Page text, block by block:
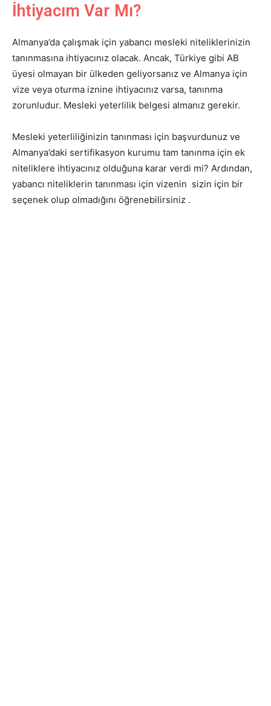
İhtiyacım Var Mı?
Almanya’da çalışmak için yabancı mesleki niteliklerinizin
tanınmasına ihtiyacınız olacak. Ancak, Türkiye gibi AB
üyesi olmayan bir ülkeden geliyorsanız ve Almanya için
vize veya oturma iznine ihtiyacınız varsa, tanınma
zorunludur. Mesleki yeterlilik belgesi almanız gerekir.
Mesleki yeterliliğinizin tanınması için başvurdunuz ve
Almanya’daki sertifikasyon kurumu tam tanınma için ek
niteliklere ihtiyacınız olduğuna karar verdi mi? Ardından,
yabancı niteliklerin tanınması için vizenin sizin için bir
seçenek olup olmadığını öğrenebilirsiniz .